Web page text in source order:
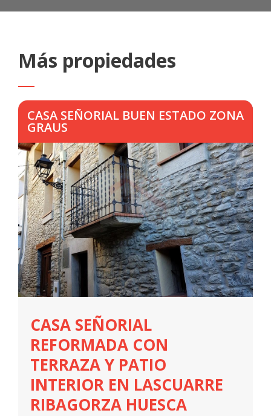
Más propiedades
CASA SEÑORIAL BUEN ESTADO ZONA
GRAUS
CASA SEÑORIAL
REFORMADA CON
TERRAZA Y PATIO
INTERIOR EN LASCUARRE
RIBAGORZA HUESCA